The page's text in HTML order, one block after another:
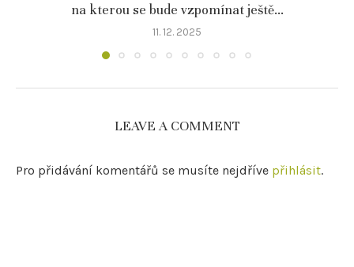
na kterou se bude vzpomínat ještě...
11. 12. 2025
LEAVE A COMMENT
Pro přidávání komentářů se musíte nejdříve přihlásit.